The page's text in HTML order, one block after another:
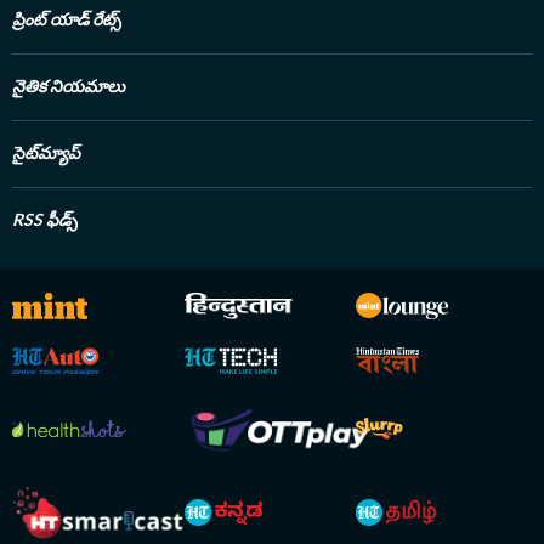
ప్రింట్ యాడ్ రేట్స్
నైతిక నియమాలు
సైట్‌మ్యాప్
RSS ఫీడ్స్